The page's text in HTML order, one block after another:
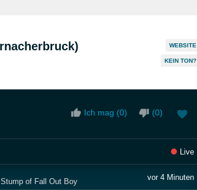
WEBSITE
KEIN TON?
Ich mag (0) (0)
Live
of Fall Out Boy
vor 4 Minuten